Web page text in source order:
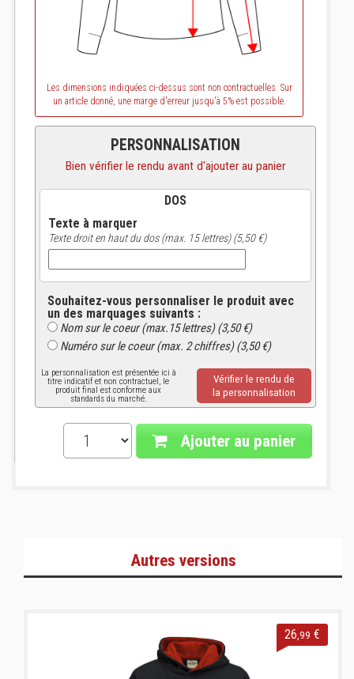
Les dimensions indiquées ci-dessus sont non contractuelles. Sur
un article donné, une marge d'erreur jusqu'à 5% est possible.
PERSONNALISATION
Bien vérifier le rendu avant d'ajouter au panier
DOS
Texte à marquer
Texte droit en haut du dos (max. 15 lettres) (5,50 €)
Souhaitez-vous personnaliser le produit avec
un des marquages suivants :
Nom sur le coeur (max.15 lettres) (3,50 €)
Numéro sur le coeur (max. 2 chiffres) (3,50 €)
La personnalisation est présentée ici à
titre indicatif et non contractuel, le
produit final est conforme aux
standards du marché.
Vérifier le rendu de
la personnalisation
Ajouter au panier
Autres versions
26 ,99 €